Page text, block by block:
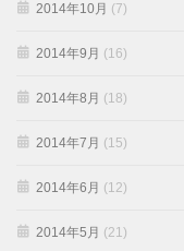
2014年10月 (7)
2014年9月 (16)
2014年8月 (18)
2014年7月 (15)
2014年6月 (12)
2014年5月 (21)